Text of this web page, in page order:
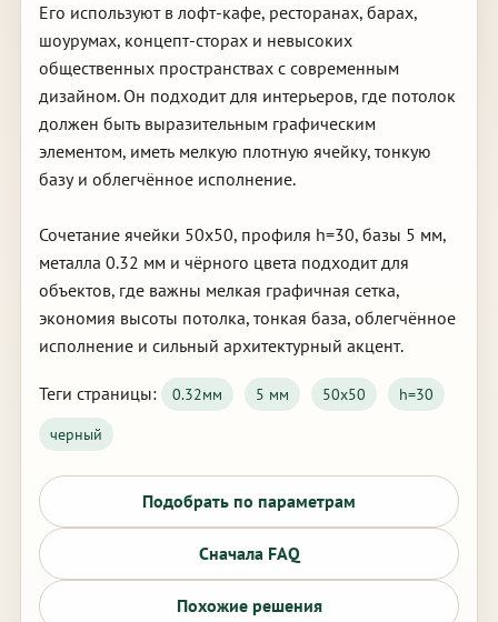
Его используют в лофт-кафе, ресторанах, барах,
шоурумах, концепт-сторах и невысоких
общественных пространствах с современным
дизайном. Он подходит для интерьеров, где потолок
должен быть выразительным графическим
элементом, иметь мелкую плотную ячейку, тонкую
базу и облегчённое исполнение.
Сочетание ячейки 50х50, профиля h=30, базы 5 мм,
металла 0.32 мм и чёрного цвета подходит для
объектов, где важны мелкая графичная сетка,
экономия высоты потолка, тонкая база, облегчённое
исполнение и сильный архитектурный акцент.
Теги страницы: 0.32мм 5 мм 50х50
h=30
черный
Подобрать по параметрам
Сначала FAQ
Похожие решения